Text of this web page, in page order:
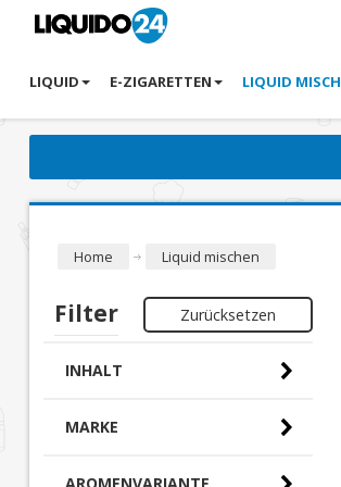
LIQUID E-ZIGARETTEN LIQUID
Home Liquid mischen
Filter Zurücksetzen
INHALT
MARKE